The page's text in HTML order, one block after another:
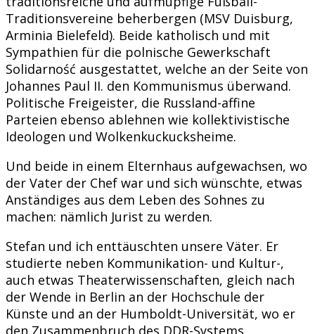
Traditionsvereine beherbergen (MSV Duisburg,
Arminia Bielefeld). Beide katholisch und mit
Sympathien für die polnische Gewerkschaft
Solidarność ausgestattet, welche an der Seite von
Johannes Paul II. den Kommunismus überwand.
Politische Freigeister, die Russland-affine
Parteien ebenso ablehnen wie kollektivistische
Ideologen und Wolkenkuckucksheime.
Und beide in einem Elternhaus aufgewachsen, wo
der Vater der Chef war und sich wünschte, etwas
Anständiges aus dem Leben des Sohnes zu
machen: nämlich Jurist zu werden.
Stefan und ich enttäuschten unsere Väter. Er
studierte neben Kommunikation- und Kultur-,
auch etwas Theaterwissenschaften, gleich nach
der Wende in Berlin an der Hochschule der
Künste und an der Humboldt-Universität, wo er
den Zusammenbruch des DDR-Systems